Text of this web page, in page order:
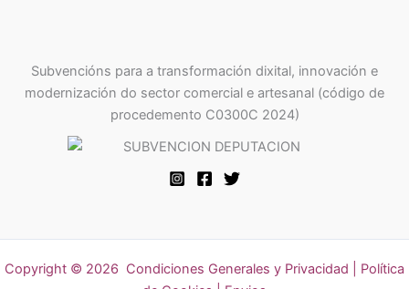
Subvencións para a transformación dixital, innovación e
modernización do sector comercial e artesanal (código de
procedemento C0300C 2024)
Copyright © 2026 Condiciones Generales y Privacidad
Política